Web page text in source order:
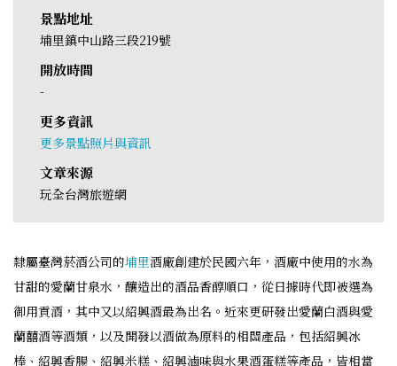
景點地址
埔里鎮中山路三段219號
開放時間
-
更多資訊
更多景點照片與資訊
文章來源
玩全台灣旅遊網
隸屬臺灣菸酒公司的埔里酒廠創建於民國六年，酒廠中使用的水為
甘甜的愛蘭甘泉水，釀造出的酒品香醇順口，從日據時代即被選為
御用貢酒，其中又以紹興酒最為出名。近來更研發出愛蘭白酒與愛
蘭囍酒等酒類，以及開發以酒做為原料的相關產品，包括紹興冰
棒、紹興香腸、紹興米糕、紹興滷味與水果酒蛋糕等產品，皆相當